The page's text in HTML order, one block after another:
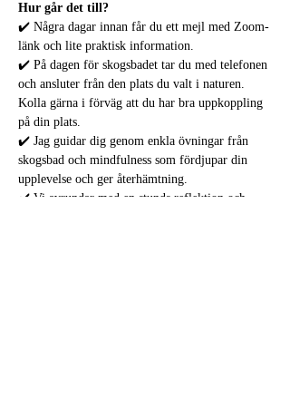
Hur går det till?
✔️ Några dagar innan får du ett mejl med Zoom-
länk och lite praktisk information.
✔️ På dagen för skogsbadet tar du med telefonen
och ansluter från den plats du valt i naturen.
Kolla gärna i förväg att du har bra uppkoppling
på din plats.
✔️ Jag guidar dig genom enkla övningar från
skogsbad och mindfulness som fördjupar din
upplevelse och ger återhämtning.
✔️ Vi avrundar med en stunds reflektion och